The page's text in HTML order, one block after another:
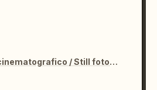
Fermo immagine cinematografico / Still fotografico